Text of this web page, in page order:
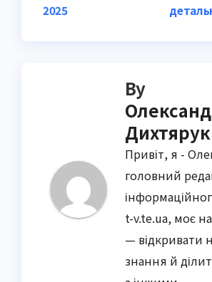
2025
By
Дихтярук
Привіт, я -
головний
t-v.te.ua, моє
— відкривати
знання й